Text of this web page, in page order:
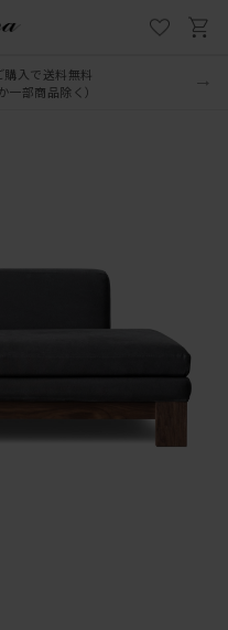
ンプレゼント